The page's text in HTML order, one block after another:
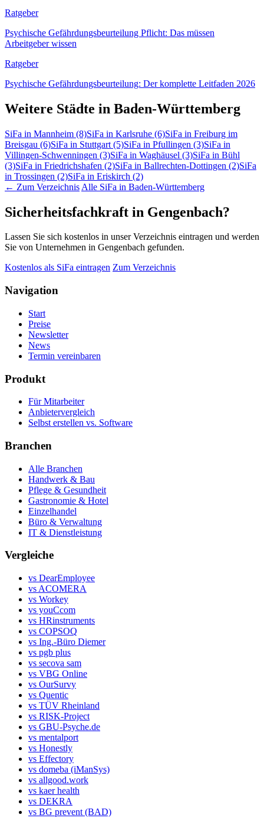
Ratgeber
Psychische Gefährdungsbeurteilung Pflicht: Das müssen
Arbeitgeber wissen
Ratgeber
Psychische Gefährdungsbeurteilung: Der komplette Leitfaden 2026
Weitere Städte in Baden-Württemberg
SiFa in Mannheim (8)SiFa in Karlsruhe (6)SiFa in Freiburg im
Breisgau (6)SiFa in Stuttgart (5)SiFa in Pfullingen (3)SiFa in
Villingen-Schwenningen (3)SiFa in Waghäusel (3)SiFa in Bühl
(3)SiFa in Friedrichshafen (2)SiFa in Ballrechten-Dottingen (2)SiFa
in Trossingen (2)SiFa in Eriskirch (2)
← Zum Verzeichnis Alle SiFa in Baden-Württemberg
Sicherheitsfachkraft in Gengenbach?
Lassen Sie sich kostenlos in unser Verzeichnis eintragen und werden
Sie von Unternehmen in Gengenbach gefunden.
Kostenlos als SiFa eintragen Zum Verzeichnis
Navigation
Start
Preise
Newsletter
News
Termin vereinbaren
Produkt
Für Mitarbeiter
Anbietervergleich
Selbst erstellen vs. Software
Branchen
Alle Branchen
Handwerk & Bau
Pflege & Gesundheit
Gastronomie & Hotel
Einzelhandel
Büro & Verwaltung
IT & Dienstleistung
Vergleiche
vs DearEmployee
vs ACOMERA
vs Workey
vs youCcom
vs HRinstruments
vs COPSOQ
vs Ing.-Büro Diemer
vs pgb plus
vs secova sam
vs VBG Online
vs OurSurvy
vs Quentic
vs TÜV Rheinland
vs RISK-Project
vs GBU-Psyche.de
vs mentalport
vs Honestly
vs Effectory
vs domeba (iManSys)
vs allgood.work
vs kaer health
vs DEKRA
vs BG prevent (BAD)